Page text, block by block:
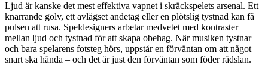
Ljud är kanske det mest effektiva vapnet i skräckspelets arsenal. Ett
knarrande golv, ett avlägset andetag eller en plötslig tystnad kan få
pulsen att rusa. Speldesigners arbetar medvetet med kontraster
mellan ljud och tystnad för att skapa obehag. När musiken tystnar
och bara spelarens fotsteg hörs, uppstår en förväntan om att något
snart ska hända – och det är just den förväntan som föder rädslan.